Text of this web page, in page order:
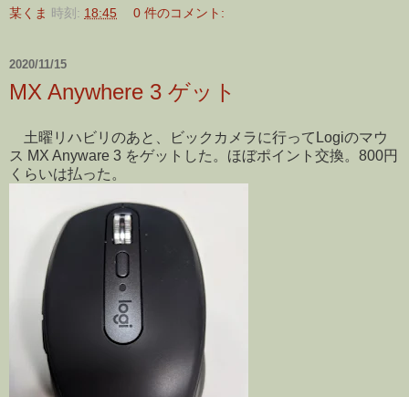
某くま 時刻: 18:45 0 件のコメント:
2020/11/15
MX Anywhere 3 ゲット
土曜リハビリのあと、ビックカメラに行ってLogiのマウ
ス MX Anyware 3 をゲットした。ほぼポイント交換。800円
くらいは払った。